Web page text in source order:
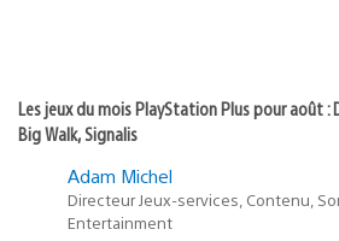
Les jeux du mois PlayStation Plus pour août :
Big Walk, Signalis
Adam Michel
Directeur Jeux-services, Contenu,
Entertainment